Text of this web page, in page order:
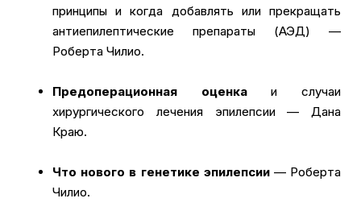
принципы и когда добавлять или прекращать
антиепилептические препараты (АЭД) —
Роберта Чилио.
Предоперационная оценкаи случаи
хирургического лечения эпилепсии — Дана
Краю.
Что нового в генетике эпилепсии— Роберта
Чилио.